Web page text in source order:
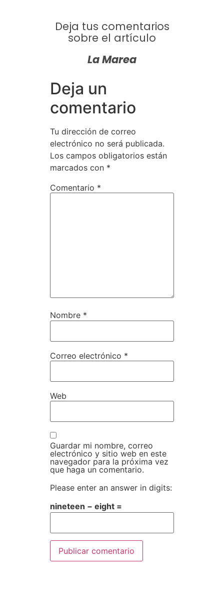
Deja tus comentarios
sobre el artículo
La Marea
Deja un
comentario
Tu dirección de correo
electrónico no será publicada.
Los campos obligatorios están
marcados con *
Comentario *
Nombre *
Correo electrónico *
Web
Guardar mi nombre, correo
electrónico y sitio web en este
navegador para la próxima vez
que haga un comentario.
Please enter an answer in digits:
nineteen − eight =